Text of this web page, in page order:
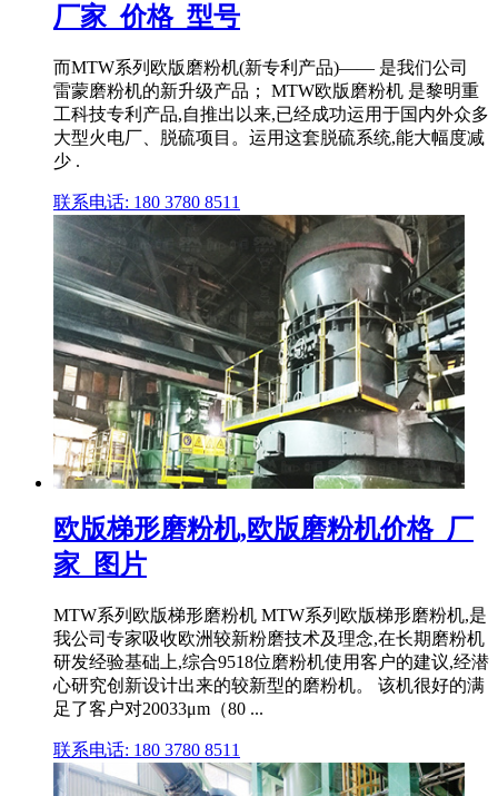
厂家_价格_型号
而MTW系列欧版磨粉机(新专利产品)—— 是我们公司
雷蒙磨粉机的新升级产品； MTW欧版磨粉机 是黎明重
工科技专利产品,自推出以来,已经成功运用于国内外众多
大型火电厂、脱硫项目。运用这套脱硫系统,能大幅度减
少 .
联系电话: 180 3780 8511
欧版梯形磨粉机,欧版磨粉机价格_厂
家_图片
MTW系列欧版梯形磨粉机 MTW系列欧版梯形磨粉机,是
我公司专家吸收欧洲较新粉磨技术及理念,在长期磨粉机
研发经验基础上,综合9518位磨粉机使用客户的建议,经潜
心研究创新设计出来的较新型的磨粉机。 该机很好的满
足了客户对20033μm（80 ...
联系电话: 180 3780 8511